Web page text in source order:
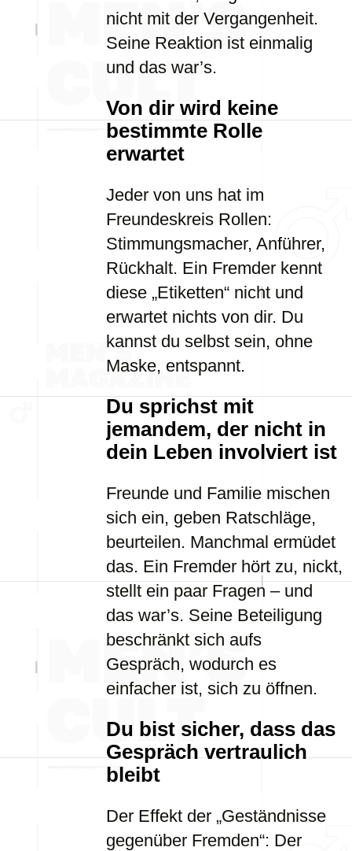
nicht mit der Vergangenheit.
Seine Reaktion ist einmalig
und das war’s.
Von dir wird keine
bestimmte Rolle
erwartet
Jeder von uns hat im
Freundeskreis Rollen:
Stimmungsmacher, Anführer,
Rückhalt. Ein Fremder kennt
diese „Etiketten“ nicht und
erwartet nichts von dir. Du
kannst du selbst sein, ohne
Maske, entspannt.
Du sprichst mit
jemandem, der nicht in
dein Leben involviert ist
Freunde und Familie mischen
sich ein, geben Ratschläge,
beurteilen. Manchmal ermüdet
das. Ein Fremder hört zu, nickt,
stellt ein paar Fragen – und
das war’s. Seine Beteiligung
beschränkt sich aufs
Gespräch, wodurch es
einfacher ist, sich zu öffnen.
Du bist sicher, dass das
Gespräch vertraulich
bleibt
Der Effekt der „Geständnisse
gegenüber Fremden“: Der